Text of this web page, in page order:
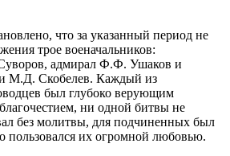
что за указанный период не
трое военачальников:
адмирал Ф.Ф. Ушаков и
М.Д. Скобелев. Каждый из
был глубоко верующим
ни одной битвы не
без молитвы, для подчиненных был
пользовался их огромной любовью.